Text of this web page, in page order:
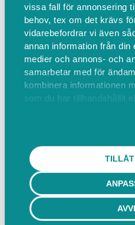
vissa fall för annonsering
behov, tex om det krävs
vidarebefordrar vi även
annan information från din
medier och annons- och
samarbetar med för
kombinera informationen
som du har tillhandahållit
Tisdagen den 23 juni kl 9-
Vi fyller dagen med bland
vattenkrig (ta med
mumsig lunch.
Välkommen med din
Find us
Lurbo Ridklubb, Uppsala,
Find on map